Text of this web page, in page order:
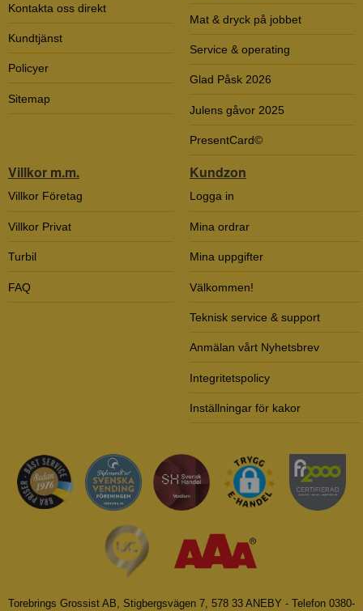
Kontakta oss direkt
Kundtjänst
Policyer
Sitemap
Mat & dryck på jobbet
Service & operating
Glad Påsk 2026
Julens gåvor 2025
PresentCard©
Villkor m.m.
Villkor Företag
Villkor Privat
Turbil
FAQ
Kundzon
Logga in
Mina ordrar
Mina uppgifter
Välkommen!
Teknisk service & support
Anmälan vårt Nyhetsbrev
Integritetspolicy
Inställningar för kakor
Torebrings Grossist AB, Stigbergsvägen 7, 578 33 ANEBY - Telefon 0380-